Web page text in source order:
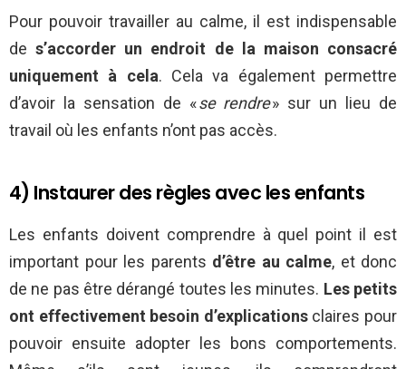
Pour pouvoir travailler au calme, il est indispensable
des’accorder un endroit de la maison consacré
uniquement à cela. Cela va également permettre
d’avoir la sensation de «se rendre» sur un lieu de
travail où les enfants n’ont pas accès.
4) Instaurer des règles avec les enfants
Les enfants doivent comprendre à quel point il est
important pour les parents d’être au calme, et donc
de ne pas être dérangé toutes les minutes. Les petits
ont effectivement besoin d’explicationsclaires pour
pouvoir ensuite adopter les bons comportements.